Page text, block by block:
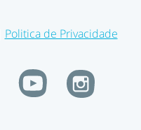
Politica de Privacidade